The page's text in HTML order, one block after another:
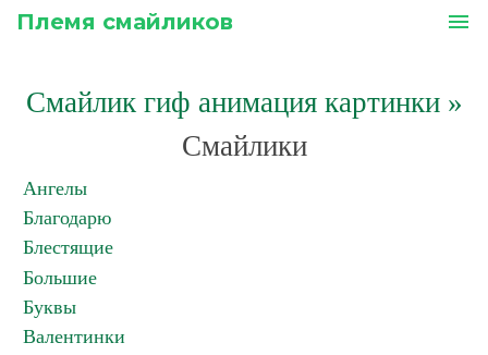
Племя смайликов menu
Смайлик гиф анимация картинки»
Смайлики
Ангелы
Благодарю
Блестящие
Большие
Буквы
Валентинки